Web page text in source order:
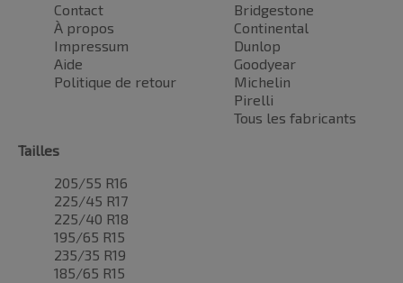
Contact
À propos
Impressum
Aide
Politique de retour
Bridgestone
Continental
Dunlop
Goodyear
Michelin
Pirelli
Tous les fabricants
Tailles
205/55 R16
225/45 R17
225/40 R18
195/65 R15
235/35 R19
185/65 R15